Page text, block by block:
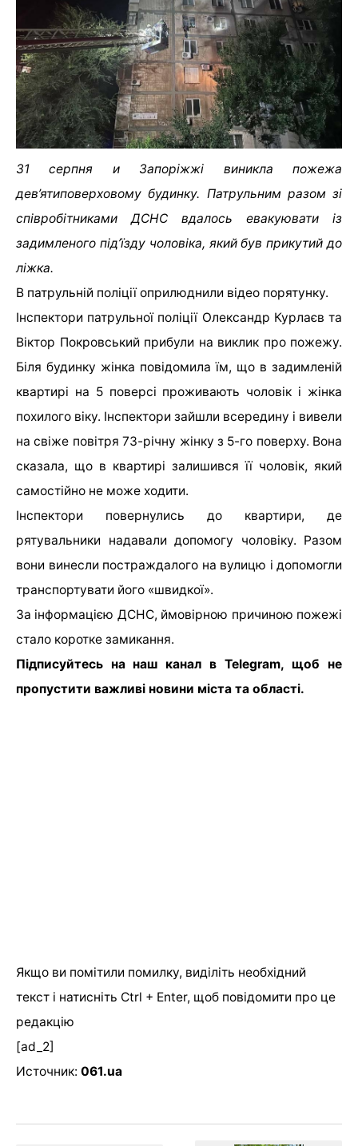
31 серпня и Запоріжжі виникла пожежа
дев’ятиповерховому будинку. Патрульним разом зі
співробітниками ДСНС вдалось евакуювати із
задимленого під’їзду чоловіка, який був прикутий до
ліжка.
В патрульній поліції оприлюднили відео порятунку.
Інспектори патрульної поліції Олександр Курлаєв та
Віктор Покровський прибули на виклик про пожежу.
Біля будинку жінка повідомила їм, що в задимленій
квартирі на 5 поверсі проживають чоловік і жінка
похилого віку. Інспектори зайшли всередину і вивели
на свіже повітря 73-річну жінку з 5-го поверху. Вона
сказала, що в квартирі залишився її чоловік, який
самостійно не може ходити.
Інспектори повернулись до квартири, де
рятувальники надавали допомогу чоловіку. Разом
вони винесли постраждалого на вулицю і допомогли
транспортувати його «швидкої».
За інформацією ДСНС, ймовірною причиною пожежі
стало коротке замикання.
Підписуйтесь на наш канал в Telegram, щоб не
пропустити важливі новини міста та області.
Якщо ви помітили помилку, виділіть необхідний
текст і натисніть Ctrl + Enter, щоб повідомити про це
редакцію
[ad_2]
Источник: 061.ua